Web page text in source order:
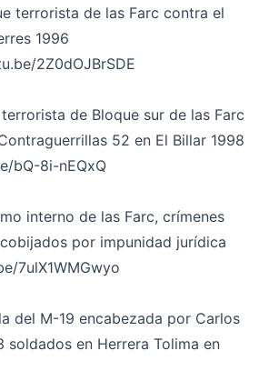
terrorista de las Farc contra el
1996
2Z0dOJBrSDE
de Bloque sur de las Farc
52 en El Billar 1998
bQ-8i-nEQxQ
interno de las Farc, crímenes
por impunidad jurídica
7ulX1WMGwyo
del M-19 encabezada por Carlos
soldados en Herrera Tolima en